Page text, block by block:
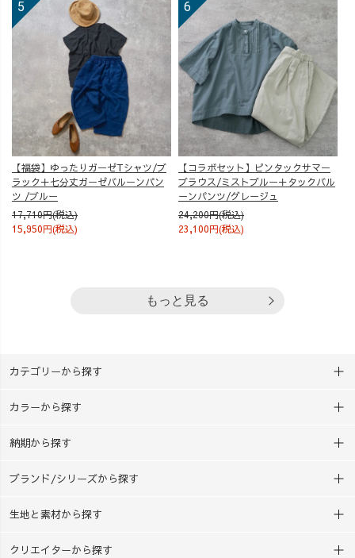
【福袋】ゆったりガーゼTシャツ/ブ
ラック＋七分丈ガーゼバルーンパン
ツ /ブルー
17,710円(税込)
15,950円(税込)
【コラボセット】ピンタックサマー
ブラウス/ミストブルー＋タックバル
ーンパンツ/グレージュ
24,200円(税込)
23,100円(税込)
もっと見る
カテゴリーから探す
カラーから探す
納期から探す
ブランド/シリーズから探す
生地と素材から探す
クリエイターから探す